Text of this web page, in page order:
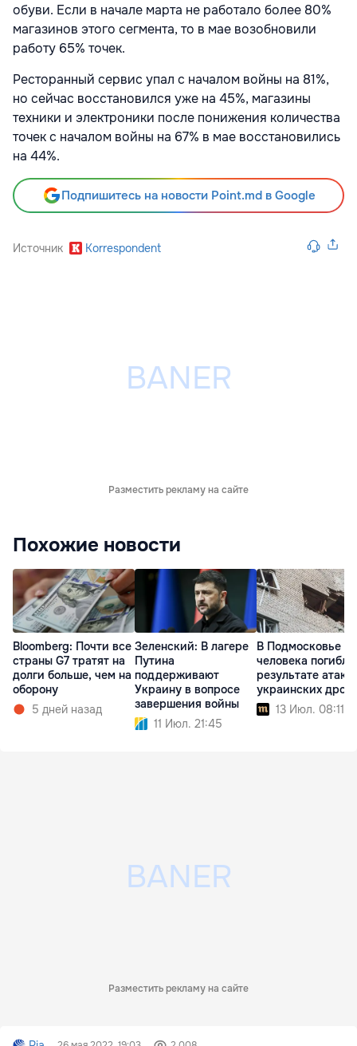
обуви. Если в начале марта не работало более 80%
магазинов этого сегмента, то в мае возобновили
работу 65% точек.
Ресторанный сервис упал с началом войны на 81%,
но сейчас восстановился уже на 45%, магазины
техники и электроники после понижения количества
точек с началом войны на 67% в мае восстановились
на 44%.
Подпишитесь на новости Point.md в Google
Источник Korrespondent
Разместить рекламу на сайте
Похожие новости
Bloomberg: Почти все
страны G7 тратят на
долги больше, чем на
оборону
5 дней назад
Зеленский: В лагере
Путина
поддерживают
Украину в вопросе
завершения войны
11 Июл. 21:45
В Подмосковье
человека
результате атаки
украинских
13 Июл. 08:11
Разместить рекламу на сайте